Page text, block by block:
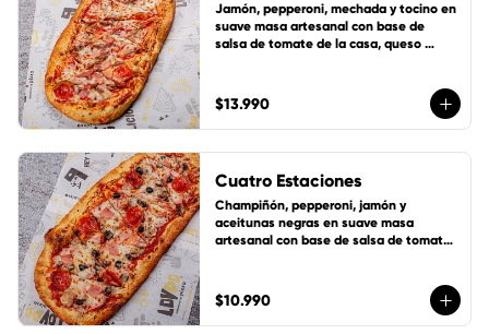
Jamón, pepperoni, mechada y tocino en
suave masa artesanal con base de
salsa de tomate de la casa, queso
$13.990
Cuatro Estaciones
Champiñón, pepperoni, jamón y
aceitunas negras en suave masa
artesanal con base de salsa de tomate
$10.990